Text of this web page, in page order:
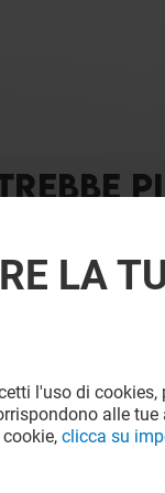
LA
l'uso di
alle
clicca su